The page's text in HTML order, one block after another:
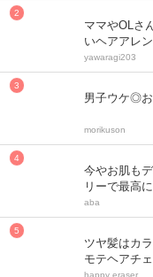
ママやOLさ
いヘアアレ
yawaragi203
男子ウケ◎お
morikuson
今やお肌も
リーで最高
aba
ツヤ髪はカ
モテヘアチ
happy eraser